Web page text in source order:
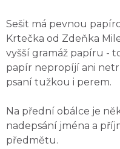
Sešit má pevnou
Krtečka od Zdeňka
vyšší gramáž papíru -
papír nepropíjí ani
psaní tužkou i perem.
Na přední obálce je
nadepsání jména a
předmětu.